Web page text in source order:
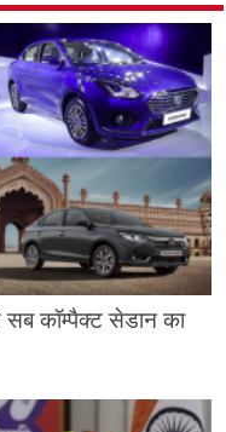
सब कॉम्पैक्ट सेडान का